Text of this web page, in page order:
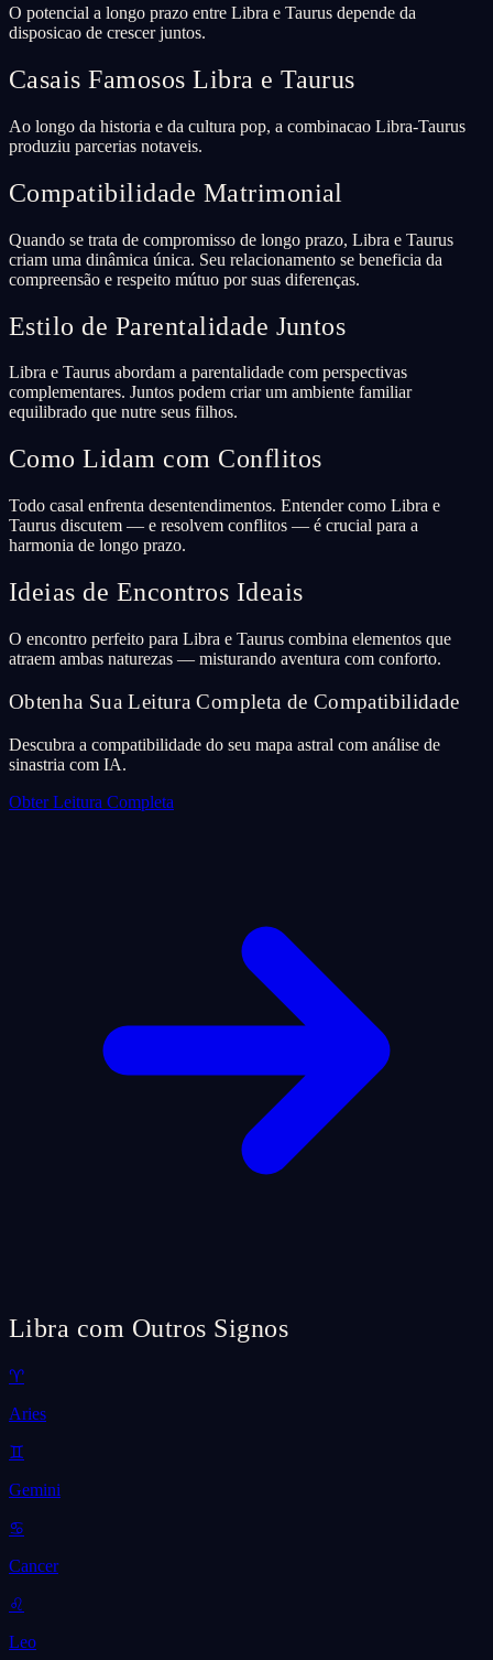
O potencial a longo prazo entre Libra e Taurus depende da
disposicao de crescer juntos.
Casais Famosos Libra e Taurus
Ao longo da historia e da cultura pop, a combinacao Libra-Taurus
produziu parcerias notaveis.
Compatibilidade Matrimonial
Quando se trata de compromisso de longo prazo, Libra e Taurus
criam uma dinâmica única. Seu relacionamento se beneficia da
compreensão e respeito mútuo por suas diferenças.
Estilo de Parentalidade Juntos
Libra e Taurus abordam a parentalidade com perspectivas
complementares. Juntos podem criar um ambiente familiar
equilibrado que nutre seus filhos.
Como Lidam com Conflitos
Todo casal enfrenta desentendimentos. Entender como Libra e
Taurus discutem — e resolvem conflitos — é crucial para a
harmonia de longo prazo.
Ideias de Encontros Ideais
O encontro perfeito para Libra e Taurus combina elementos que
atraem ambas naturezas — misturando aventura com conforto.
Obtenha Sua Leitura Completa de Compatibilidade
Descubra a compatibilidade do seu mapa astral com análise de
sinastria com IA.
Obter Leitura Completa
Libra com Outros Signos
♈
Aries
♊
Gemini
♋
Cancer
♌
Leo